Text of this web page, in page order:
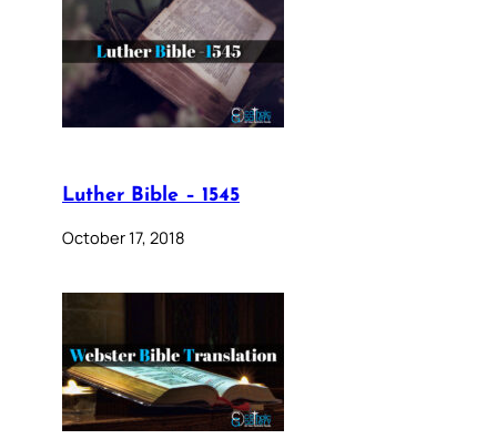
Luther Bible – 1545
October 17, 2018